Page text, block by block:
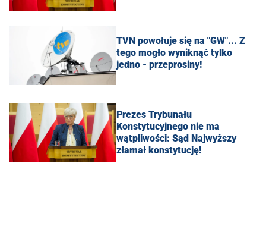
TVN powołuje się na "GW"... Z
tego mogło wyniknąć tylko
jedno - przeprosiny!
Prezes Trybunału
Konstytucyjnego nie ma
wątpliwości: Sąd Najwyższy
złamał konstytucję!